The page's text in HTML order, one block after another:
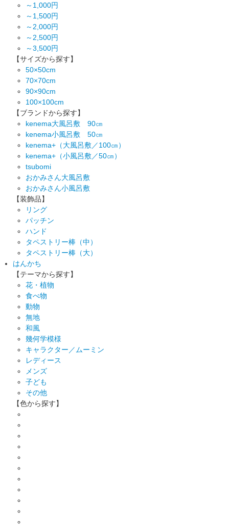
～1,000円
～1,500円
～2,000円
～2,500円
～3,500円
【サイズから探す】
50×50cm
70×70cm
90×90cm
100×100cm
【ブランドから探す】
kenema大風呂敷 90㎝
kenema小風呂敷 50㎝
kenema+（大風呂敷／100㎝）
kenema+（小風呂敷／50㎝）
tsubomi
おかみさん大風呂敷
おかみさん小風呂敷
【装飾品】
リング
パッチン
ハンド
タペストリー棒（中）
タペストリー棒（大）
はんかち
【テーマから探す】
花・植物
食べ物
動物
無地
和風
幾何学模様
キャラクター／ムーミン
レディース
メンズ
子ども
その他
【色から探す】